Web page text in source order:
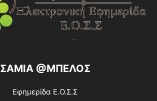
ΣΑΜΙΑ @ΜΠΕΛΟΣ
Εφημερίδα Ε.Ο.Σ.Σ